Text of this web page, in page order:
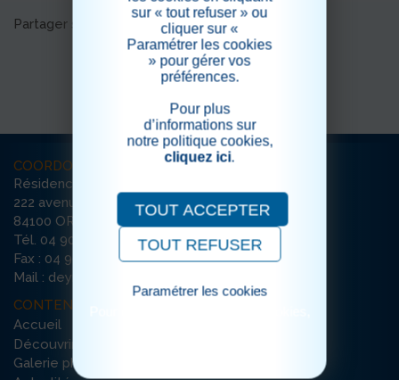
Partager sur les réseaux sociaux
COORDONNÉES
Résidence La Deymarde
222 avenue de l’Argensol / Bât D
84100 ORANGE
Tél. 04 90 51 33 90
Fax : 04 90 51 22 76
Mail : deymarde-orange@ehpad-sedna.fr
CONTENU DU SITE
Accueil
Découvrir la résidence
Galerie photos
sur « tout refuser » ou
cliquer sur «
Paramétrer les cookies
» pour gérer vos
préférences.
Pour plus
d’informations sur
notre politique cookies,
cliquez ici.
TOUT ACCEPTER
TOUT REFUSER
Paramétrer les cookies